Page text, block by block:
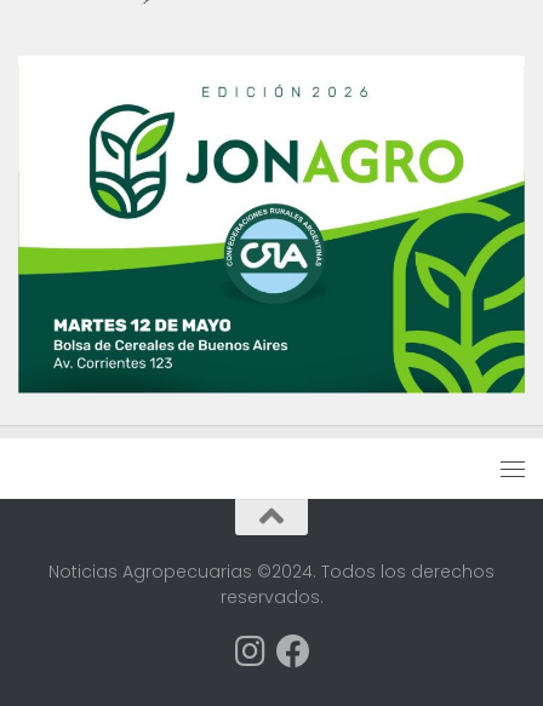
Noticias Agropecuarias ©2024. Todos los derechos
reservados.